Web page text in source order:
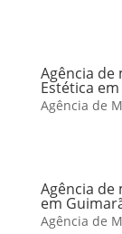
Agência de
Estética
Agência de
Agência
em
Agência de